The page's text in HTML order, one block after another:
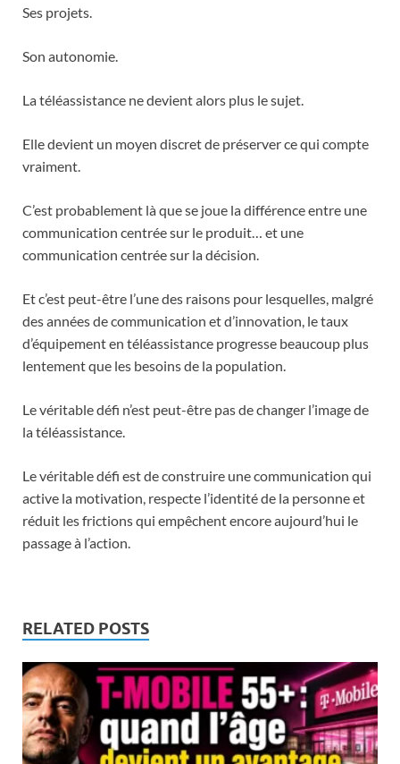
Ses projets.
Son autonomie.
La téléassistance ne devient alors plus le sujet.
Elle devient un moyen discret de préserver ce qui compte
vraiment.
C’est probablement là que se joue la différence entre une
communication centrée sur le produit… et une
communication centrée sur la décision.
Et c’est peut-être l’une des raisons pour lesquelles, malgré
des années de communication et d’innovation, le taux
d’équipement en téléassistance progresse beaucoup plus
lentement que les besoins de la population.
Le véritable défi n’est peut-être pas de changer l’image de
la téléassistance.
Le véritable défi est de construire une communication qui
active la motivation, respecte l’identité de la personne et
réduit les frictions qui empêchent encore aujourd’hui le
passage à l’action.
RELATED POSTS